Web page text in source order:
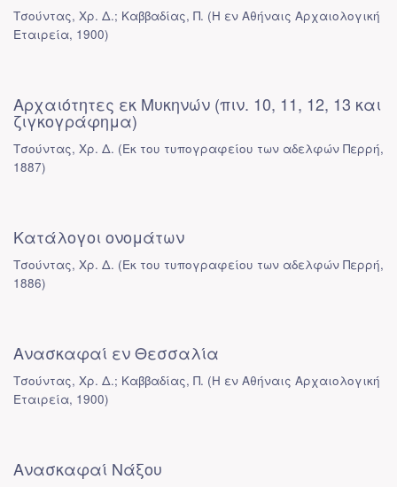
Τσούντας, Χρ. Δ.; Καββαδίας, Π. (Η εν Αθήναις Αρχαιολογική
Εταιρεία, 1900)
Αρχαιότητες εκ Μυκηνών (πιν. 10, 11, 12, 13 και
ζιγκογράφημα)
Τσούντας, Χρ. Δ. (Εκ του τυπογραφείου των αδελφών Περρή,
1887)
Κατάλογοι ονομάτων
Τσούντας, Χρ. Δ. (Εκ του τυπογραφείου των αδελφών Περρή,
1886)
Ανασκαφαί εν Θεσσαλία
Τσούντας, Χρ. Δ.; Καββαδίας, Π. (Η εν Αθήναις Αρχαιολογική
Εταιρεία, 1900)
Ανασκαφαί Νάξου